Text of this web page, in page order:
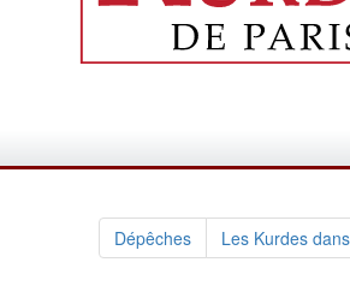
Dépêches Les Kurdes